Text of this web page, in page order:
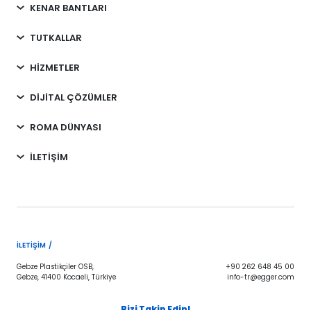
KENAR BANTLARI
TUTKALLAR
HİZMETLER
DİJİTAL ÇÖZÜMLER
ROMA DÜNYASI
İLETİŞİM
İLETIŞIM /
Gebze Plastikçiler OSB,
Gebze, 41400 Kocaeli, Türkiye
+90 262 648 45 00
info-tr@egger.com